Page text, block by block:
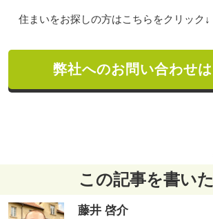
住まいをお探しの方はこちらをクリック↓
弊社へのお問い合わせ
この記事を書い
藤井 啓介